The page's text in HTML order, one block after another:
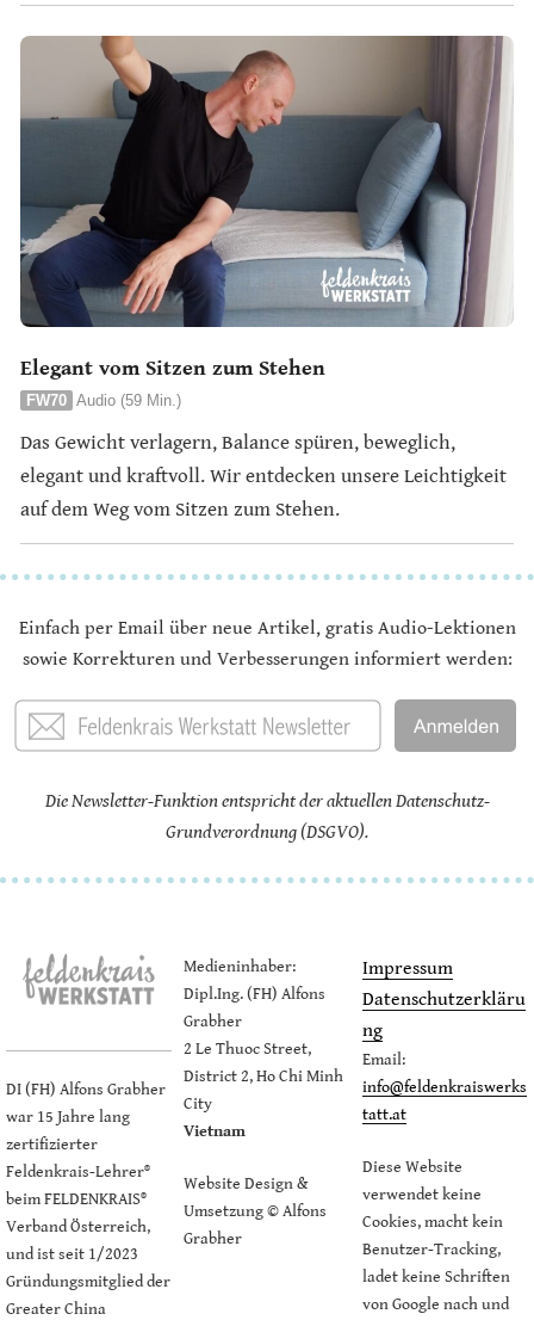
Elegant vom Sitzen zum Stehen
FW70 Audio (59 Min.)
Das Gewicht verlagern, Balance spüren, beweglich,
elegant und kraftvoll. Wir entdecken unsere Leichtigkeit
auf dem Weg vom Sitzen zum Stehen.
Einfach per Email über neue Artikel, gratis Audio-Lektionen
sowie Korrekturen und Verbesserungen informiert werden:
Die Newsletter-Funktion entspricht der aktuellen Datenschutz-
Grundverordnung (DSGVO).
DI (FH) Alfons Grabher
war 15 Jahre lang
zertifizierter
Feldenkrais-Lehrer®
beim FELDENKRAIS®
Verband Österreich,
und ist seit 1/2023
Gründungsmitglied der
Greater China
Medieninhaber:
Dipl.Ing. (FH) Alfons
Grabher
2 Le Thuoc Street,
District 2, Ho Chi Minh
City
Vietnam
Website Design &
Umsetzung © Alfons
Grabher
Impressum
Datenschutzerkläru
ng
Email:
info@feldenkraiswerks
tatt.at
Diese Website
verwendet keine
Cookies, macht kein
Benutzer-Tracking,
ladet keine Schriften
von Google nach und